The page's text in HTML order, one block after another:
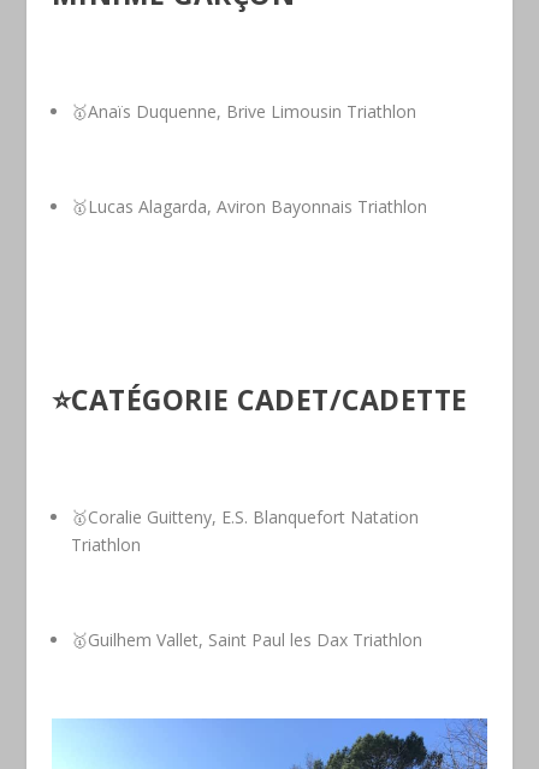
🥇Anaïs Duquenne, Brive Limousin Triathlon
🥇Lucas Alagarda, Aviron Bayonnais Triathlon
⭐️CATÉGORIE CADET/CADETTE
🥇Coralie Guitteny, E.S. Blanquefort Natation
Triathlon
🥇Guilhem Vallet, Saint Paul les Dax Triathlon